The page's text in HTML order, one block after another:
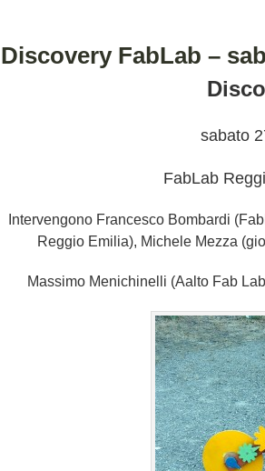
Discovery FabLab –
sabato
FabLab
Intervengono Francesco Bombardi
Reggio Emilia), Michele Mezza
Massimo Menichinelli (Aalto Fab